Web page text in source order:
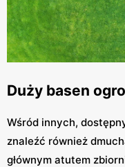
Duży basen
Wśród innych,
znaleźć również
głównym atutem